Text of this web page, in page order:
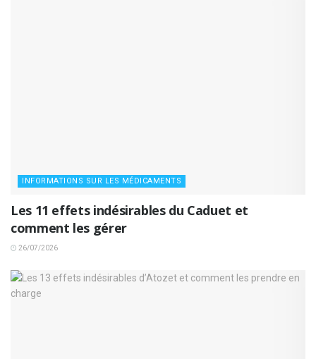
INFORMATIONS SUR LES MÉDICAMENTS
Les 11 effets indésirables du Caduet et
comment les gérer
26/07/2026